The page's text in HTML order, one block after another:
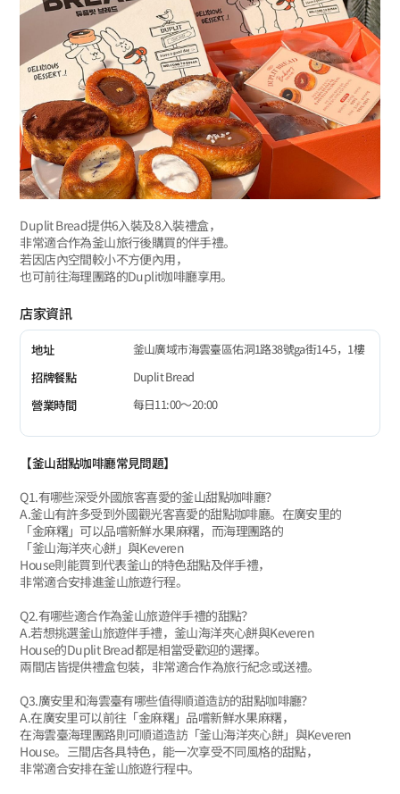
Duplit Bread提供6入裝及8入裝禮盒，
非常適合作為釜山旅行後購買的伴手禮。
若因店內空間較小不方便內用，
也可前往海理團路的Duplit咖啡廳享用。
店家資訊
地址
釜山廣域市海雲臺區佑洞1路38號ga街14-5，1樓
招牌餐點
Duplit Bread
營業時間
每日11:00～20:00
【釜山甜點咖啡廳常見問題】
Q1.有哪些深受外國旅客喜愛的釜山甜點咖啡廳？
A.釜山有許多受到外國觀光客喜愛的甜點咖啡廳。在廣安里的
「金麻糬」可以品嚐新鮮水果麻糬，而海理團路的
「釜山海洋夾心餅」與Keveren
House則能買到代表釜山的特色甜點及伴手禮，
非常適合安排進釜山旅遊行程。
Q2.有哪些適合作為釜山旅遊伴手禮的甜點？
A.若想挑選釜山旅遊伴手禮，釜山海洋夾心餅與Keveren
House的Duplit Bread都是相當受歡迎的選擇。
兩間店皆提供禮盒包裝，非常適合作為旅行紀念或送禮。
Q3.廣安里和海雲臺有哪些值得順道造訪的甜點咖啡廳？
A.在廣安里可以前往「金麻糬」品嚐新鮮水果麻糬，
在海雲臺海理團路則可順道造訪「釜山海洋夾心餅」與Keveren
House。三間店各具特色，能一次享受不同風格的甜點，
非常適合安排在釜山旅遊行程中。